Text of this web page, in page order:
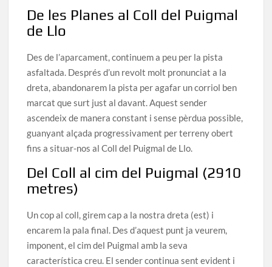
De les Planes al Coll del Puigmal
de Llo
Des de l’aparcament, continuem a peu per la pista
asfaltada. Després d’un revolt molt pronunciat a la
dreta, abandonarem la pista per agafar un corriol ben
marcat que surt just al davant. Aquest sender
ascendeix de manera constant i sense pèrdua possible,
guanyant alçada progressivament per terreny obert
fins a situar-nos al Coll del Puigmal de Llo.
Del Coll al cim del Puigmal (2910
metres)
Un cop al coll, girem cap a la nostra dreta (est) i
encarem la pala final. Des d’aquest punt ja veurem,
imponent, el cim del Puigmal amb la seva
característica creu. El sender continua sent evident i